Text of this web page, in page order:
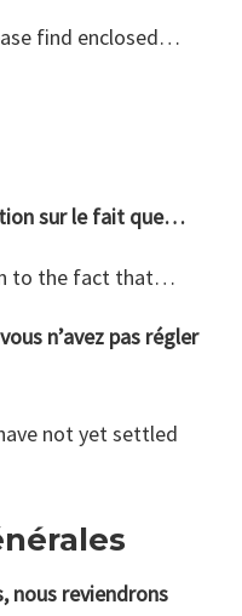
find enclosed…
sur le fait que…
to the fact that…
n’avez pas régler
not yet settled
nous reviendrons